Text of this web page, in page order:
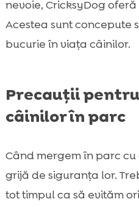
nevoie, CricksyDog
Acestea sunt concepute
bucurie în viața câinilor.
Precauții
câinilor în parc
Când mergem în parc
grijă de siguranța lor.
tot timpul ca să evităm